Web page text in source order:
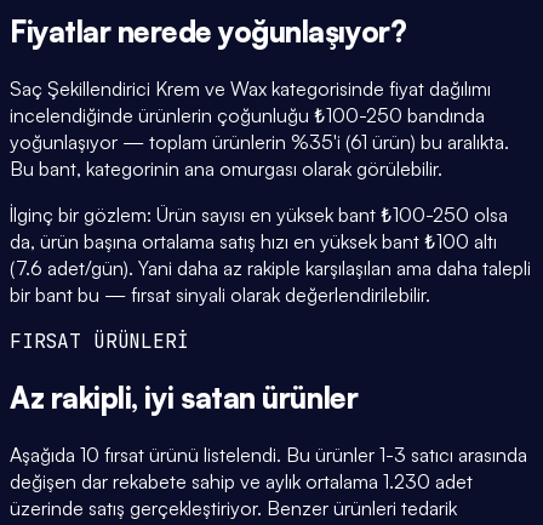
Fiyatlar nerede yoğunlaşıyor?
Saç Şekillendirici Krem ve Wax kategorisinde fiyat dağılımı
incelendiğinde ürünlerin çoğunluğu ₺100-250 bandında
yoğunlaşıyor — toplam ürünlerin %35'i (61 ürün) bu aralıkta.
Bu bant, kategorinin ana omurgası olarak görülebilir.
İlginç bir gözlem: Ürün sayısı en yüksek bant ₺100-250 olsa
da, ürün başına ortalama satış hızı en yüksek bant ₺100 altı
(7.6 adet/gün). Yani daha az rakiple karşılaşılan ama daha talepli
bir bant bu — fırsat sinyali olarak değerlendirilebilir.
FIRSAT ÜRÜNLERİ
Az rakipli, iyi satan ürünler
Aşağıda 10 fırsat ürünü listelendi. Bu ürünler 1-3 satıcı arasında
değişen dar rekabete sahip ve aylık ortalama 1.230 adet
üzerinde satış gerçekleştiriyor. Benzer ürünleri tedarik